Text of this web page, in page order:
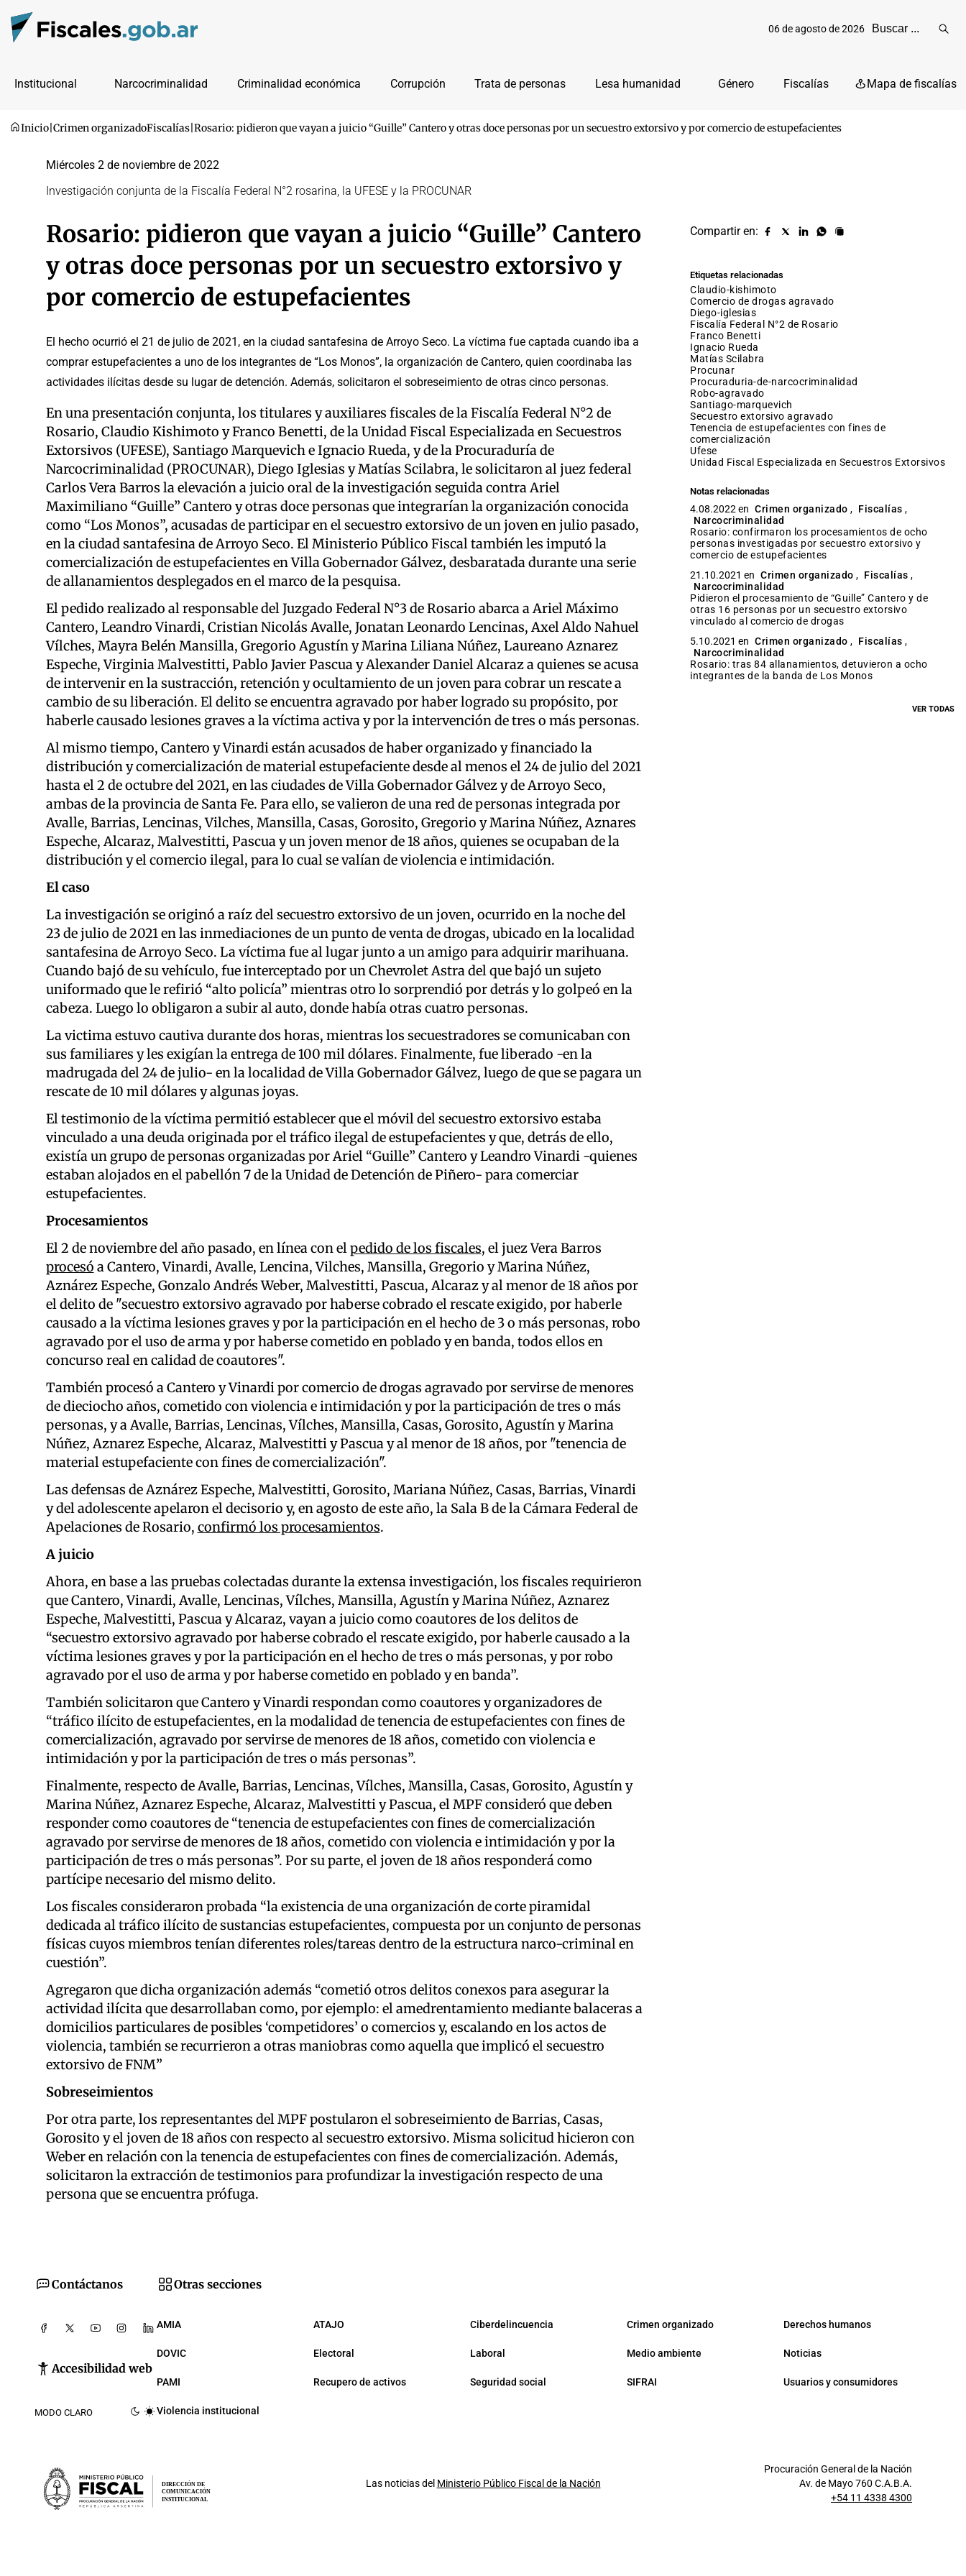
06 de agosto de 2026
Institucional Narcocriminalidad Criminalidad económica Corrupción Trata de personas Lesa humanidad Género Fiscalías Mapa de fiscalías
Inicio Crimen organizadoFiscalías Rosario: pidieron que vayan a juicio “Guille” Cantero y otras doce personas por un secuestro extorsivo y por comercio de estupefacientes
Miércoles 2 de noviembre de 2022
Investigación conjunta de la Fiscalía Federal N°2 rosarina, la UFESE y la PROCUNAR
Rosario: pidieron que vayan a juicio “Guille” Cantero
y otras doce personas por un secuestro extorsivo y
por comercio de estupefacientes
El hecho ocurrió el 21 de julio de 2021, en la ciudad santafesina de Arroyo Seco. La víctima fue captada cuando iba a
comprar estupefacientes a uno de los integrantes de “Los Monos”, la organización de Cantero, quien coordinaba las
actividades ilícitas desde su lugar de detención. Además, solicitaron el sobreseimiento de otras cinco personas.
En una presentación conjunta, los titulares y auxiliares fiscales de la Fiscalía Federal N°2 de
Rosario, Claudio Kishimoto y Franco Benetti, de la Unidad Fiscal Especializada en Secuestros
Extorsivos (UFESE), Santiago Marquevich e Ignacio Rueda, y de la Procuraduría de
Narcocriminalidad (PROCUNAR), Diego Iglesias y Matías Scilabra, le solicitaron al juez federal
Carlos Vera Barros la elevación a juicio oral de la investigación seguida contra Ariel
Maximiliano “Guille” Cantero y otras doce personas que integrarían la organización conocida
como “Los Monos”, acusadas de participar en el secuestro extorsivo de un joven en julio pasado,
en la ciudad santafesina de Arroyo Seco. El Ministerio Público Fiscal también les imputó la
comercialización de estupefacientes en Villa Gobernador Gálvez, desbaratada durante una serie
de allanamientos desplegados en el marco de la pesquisa.
El pedido realizado al responsable del Juzgado Federal N°3 de Rosario abarca a Ariel Máximo
Cantero, Leandro Vinardi, Cristian Nicolás Avalle, Jonatan Leonardo Lencinas, Axel Aldo Nahuel
Vílches, Mayra Belén Mansilla, Gregorio Agustín y Marina Liliana Núñez, Laureano Aznarez
Espeche, Virginia Malvestitti, Pablo Javier Pascua y Alexander Daniel Alcaraz a quienes se acusa
de intervenir en la sustracción, retención y ocultamiento de un joven para cobrar un rescate a
cambio de su liberación. El delito se encuentra agravado por haber logrado su propósito, por
haberle causado lesiones graves a la víctima activa y por la intervención de tres o más personas.
Al mismo tiempo, Cantero y Vinardi están acusados de haber organizado y financiado la
distribución y comercialización de material estupefaciente desde al menos el 24 de julio del 2021
hasta el 2 de octubre del 2021, en las ciudades de Villa Gobernador Gálvez y de Arroyo Seco,
ambas de la provincia de Santa Fe. Para ello, se valieron de una red de personas integrada por
Avalle, Barrias, Lencinas, Vilches, Mansilla, Casas, Gorosito, Gregorio y Marina Núñez, Aznares
Espeche, Alcaraz, Malvestitti, Pascua y un joven menor de 18 años, quienes se ocupaban de la
distribución y el comercio ilegal, para lo cual se valían de violencia e intimidación.
El caso
La investigación se originó a raíz del secuestro extorsivo de un joven, ocurrido en la noche del
23 de julio de 2021 en las inmediaciones de un punto de venta de drogas, ubicado en la localidad
santafesina de Arroyo Seco. La víctima fue al lugar junto a un amigo para adquirir marihuana.
Cuando bajó de su vehículo, fue interceptado por un Chevrolet Astra del que bajó un sujeto
uniformado que le refirió “alto policía” mientras otro lo sorprendió por detrás y lo golpeó en la
cabeza. Luego lo obligaron a subir al auto, donde había otras cuatro personas.
La victima estuvo cautiva durante dos horas, mientras los secuestradores se comunicaban con
sus familiares y les exigían la entrega de 100 mil dólares. Finalmente, fue liberado -en la
madrugada del 24 de julio- en la localidad de Villa Gobernador Gálvez, luego de que se pagara un
rescate de 10 mil dólares y algunas joyas.
El testimonio de la víctima permitió establecer que el móvil del secuestro extorsivo estaba
vinculado a una deuda originada por el tráfico ilegal de estupefacientes y que, detrás de ello,
existía un grupo de personas organizadas por Ariel “Guille” Cantero y Leandro Vinardi -quienes
estaban alojados en el pabellón 7 de la Unidad de Detención de Piñero- para comerciar
estupefacientes.
Procesamientos
El 2 de noviembre del año pasado, en línea con elpedido de los fiscales, el juez Vera Barros
procesó a Cantero, Vinardi, Avalle, Lencina, Vilches, Mansilla, Gregorio y Marina Núñez,
Aznárez Espeche, Gonzalo Andrés Weber, Malvestitti, Pascua, Alcaraz y al menor de 18 años por
el delito de "secuestro extorsivo agravado por haberse cobrado el rescate exigido, por haberle
causado a la víctima lesiones graves y por la participación en el hecho de 3 o más personas, robo
agravado por el uso de arma y por haberse cometido en poblado y en banda, todos ellos en
concurso real en calidad de coautores".
También procesó a Cantero y Vinardi por comercio de drogas agravado por servirse de menores
de dieciocho años, cometido con violencia e intimidación y por la participación de tres o más
personas, y a Avalle, Barrias, Lencinas, Vílches, Mansilla, Casas, Gorosito, Agustín y Marina
Núñez, Aznarez Espeche, Alcaraz, Malvestitti y Pascua y al menor de 18 años, por "tenencia de
material estupefaciente con fines de comercialización".
Las defensas de Aznárez Espeche, Malvestitti, Gorosito, Mariana Núñez, Casas, Barrias, Vinardi
y del adolescente apelaron el decisorio y, en agosto de este año, la Sala B de la Cámara Federal de
Apelaciones de Rosario, confirmó los procesamientos.
A juicio
Ahora, en base a las pruebas colectadas durante la extensa investigación, los fiscales requirieron
que Cantero, Vinardi, Avalle, Lencinas, Vílches, Mansilla, Agustín y Marina Núñez, Aznarez
Espeche, Malvestitti, Pascua y Alcaraz, vayan a juicio como coautores de los delitos de
“secuestro extorsivo agravado por haberse cobrado el rescate exigido, por haberle causado a la
víctima lesiones graves y por la participación en el hecho de tres o más personas, y por robo
agravado por el uso de arma y por haberse cometido en poblado y en banda”.
También solicitaron que Cantero y Vinardi respondan como coautores y organizadores de
“tráfico ilícito de estupefacientes, en la modalidad de tenencia de estupefacientes con fines de
comercialización, agravado por servirse de menores de 18 años, cometido con violencia e
intimidación y por la participación de tres o más personas”.
Finalmente, respecto de Avalle, Barrias, Lencinas, Vílches, Mansilla, Casas, Gorosito, Agustín y
Marina Núñez, Aznarez Espeche, Alcaraz, Malvestitti y Pascua, el MPF consideró que deben
responder como coautores de “tenencia de estupefacientes con fines de comercialización
agravado por servirse de menores de 18 años, cometido con violencia e intimidación y por la
participación de tres o más personas”. Por su parte, el joven de 18 años responderá como
partícipe necesario del mismo delito.
Los fiscales consideraron probada “la existencia de una organización de corte piramidal
dedicada al tráfico ilícito de sustancias estupefacientes, compuesta por un conjunto de personas
físicas cuyos miembros tenían diferentes roles/tareas dentro de la estructura narco-criminal en
cuestión”.
Agregaron que dicha organización además “cometió otros delitos conexos para asegurar la
actividad ilícita que desarrollaban como, por ejemplo: el amedrentamiento mediante balaceras a
domicilios particulares de posibles ‘competidores’ o comercios y, escalando en los actos de
violencia, también se recurrieron a otras maniobras como aquella que implicó el secuestro
extorsivo de FNM”
Sobreseimientos
Por otra parte, los representantes del MPF postularon el sobreseimiento de Barrias, Casas,
Gorosito y el joven de 18 años con respecto al secuestro extorsivo. Misma solicitud hicieron con
Weber en relación con la tenencia de estupefacientes con fines de comercialización. Además,
solicitaron la extracción de testimonios para profundizar la investigación respecto de una
persona que se encuentra prófuga.
Compartir en:
Compartir
Compartir
Compartir
Compartir
Copiar
Etiquetas relacionadas
claudio-kishimoto
comercio de drogas agravado
diego-iglesias
Fiscalía Federal N°2 de Rosario
Franco Benetti
Ignacio Rueda
Matías Scilabra
procunar
procuraduria-de-narcocriminalidad
robo-agravado
santiago-marquevich
secuestro extorsivo agravado
tenencia de estupefacientes con fines de
comercialización
Ufese
Unidad Fiscal Especializada en Secuestros Extorsivos
Notas relacionadas
4.08.2022 en Crimen organizado , Fiscalías ,
Narcocriminalidad
Rosario: confirmaron los procesamientos de ocho
personas investigadas por secuestro extorsivo y
comercio de estupefacientes
21.10.2021 en Crimen organizado , Fiscalías ,
Narcocriminalidad
Pidieron el procesamiento de “Guille” Cantero y de
otras 16 personas por un secuestro extorsivo
vinculado al comercio de drogas
5.10.2021 en Crimen organizado , Fiscalías ,
Narcocriminalidad
Rosario: tras 84 allanamientos, detuvieron a ocho
integrantes de la banda de Los Monos
VER TODAS
Contáctanos
Accesibilidad web
MODO CLARO
Otras secciones
AMIA ATAJO Ciberdelincuencia Crimen organizado Derechos humanos
DOVIC Electoral Laboral Medio ambiente Noticias
PAMI Recupero de activos Seguridad social SIFRAI Usuarios y consumidores
Violencia institucional
DIRECCIÓN DE
COMUNICACIÓN
INSTITUCIONAL
Las noticias del Ministerio Público Fiscal de la Nación
Procuración General de la Nación
Av. de Mayo 760 C.A.B.A.
+54 11 4338 4300